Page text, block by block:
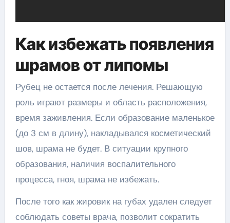
Как избежать появления
шрамов от липомы
Рубец не остается после лечения. Решающую
роль играют размеры и область расположения,
время заживления. Если образование маленькое
(до 3 см в длину), накладывался косметический
шов, шрама не будет. В ситуации крупного
образования, наличия воспалительного
процесса, гноя, шрама не избежать.
После того как жировик на губах удален следует
соблюдать советы врача, позволит сократить